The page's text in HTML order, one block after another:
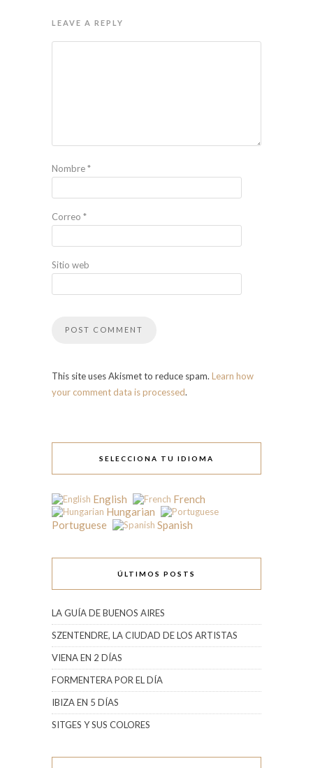
LEAVE A REPLY
Nombre*
Correo *
Sitio web
This site uses Akismet to reduce spam. Learn how
your comment data is processed.
SELECCIONA TU IDIOMA
English
French
Hungarian
Portuguese
Spanish
ÚLTIMOS POSTS
LA GUÍA DE BUENOS AIRES
SZENTENDRE, LA CIUDAD DE LOS ARTISTAS
VIENA EN 2 DÍAS
FORMENTERA POR EL DÍA
IBIZA EN 5 DÍAS
SITGES Y SUS COLORES